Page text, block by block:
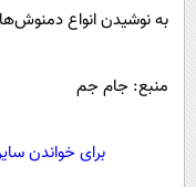
به نوشیدن انواع
منبع: جام جم
برای خواندن